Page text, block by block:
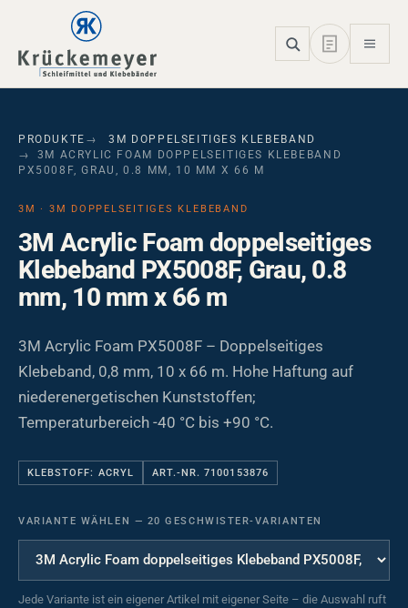
Skip to main navigation
Skip to main content
Skip to page footer
PRODUKTE
3M DOPPELSEITIGES KLEBEBAND
3M ACRYLIC FOAM DOPPELSEITIGES KLEBEBAND
PX5008F, GRAU, 0.8 MM, 10 MM X 66 M
3M · 3M DOPPELSEITIGES KLEBEBAND
3M Acrylic Foam doppelseitiges
Klebeband PX5008F, Grau, 0.8
mm, 10 mm x 66 m
3M Acrylic Foam PX5008F – Doppelseitiges
Klebeband, 0,8 mm, 10 x 66 m. Hohe Haftung auf
niederenergetischen Kunststoffen;
Temperaturbereich -40 °C bis +90 °C.
KLEBSTOFF: ACRYL ART.-NR. 7100153876
VARIANTE WÄHLEN — 20 GESCHWISTER-VARIANTEN
Jede Variante ist ein eigener Artikel mit eigener Seite – die Auswahl ruft